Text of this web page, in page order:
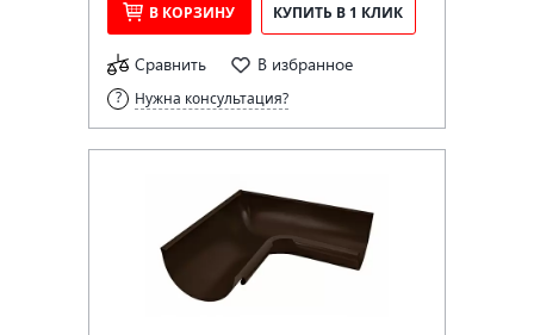
В КОРЗИНУ КУПИТЬ В 1 КЛИК
Сравнить В избранное
Нужна консультация?